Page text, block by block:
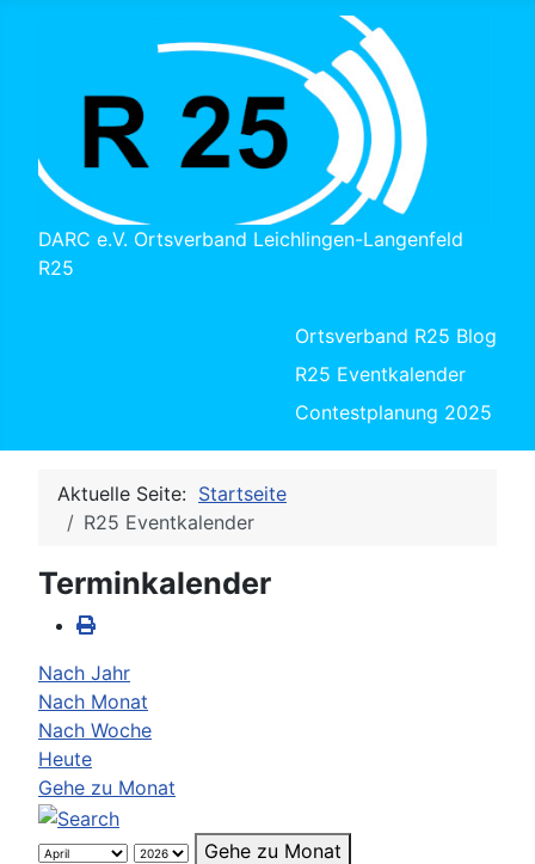
DARC e.V. Ortsverband Leichlingen-Langenfeld
R25
Ortsverband R25 Blog
R25 Eventkalender
Contestplanung 2025
Aktuelle Seite: Startseite
R25 Eventkalender
Terminkalender
Nach Jahr
Nach Monat
Nach Woche
Heute
Gehe zu Monat
Gehe zu Monat